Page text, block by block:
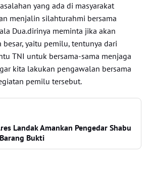
yang ada di masyarakat
menjalin silahturahmi bersama
Dua.dirinya meminta jika akan
yaitu pemilu, tentunya dari
TNI untuk bersama-sama menjaga
kita lakukan pengawalan bersama
pemilu tersebut.
Landak Amankan Pengedar Shabu
Bukti